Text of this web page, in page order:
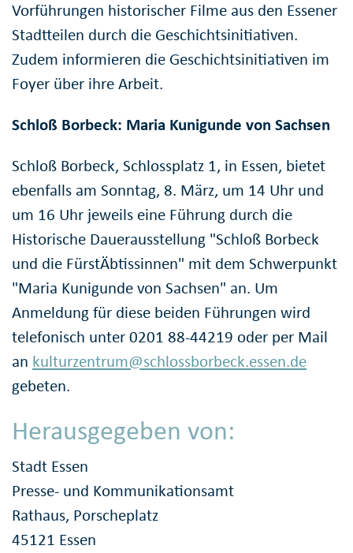
Vorführungen historischer Filme aus den Essener
Stadtteilen durch die Geschichtsinitiativen.
Zudem informieren die Geschichtsinitiativen im
Foyer über ihre Arbeit.
Schloß Borbeck: Maria Kunigunde von Sachsen
Schloß Borbeck, Schlossplatz 1, in Essen, bietet
ebenfalls am Sonntag, 8. März, um 14 Uhr und
um 16 Uhr jeweils eine Führung durch die
Historische Dauerausstellung "Schloß Borbeck
und die FürstÄbtissinnen" mit dem Schwerpunkt
"Maria Kunigunde von Sachsen" an. Um
Anmeldung für diese beiden Führungen wird
telefonisch unter 0201 88-44219 oder per Mail
an kulturzentrum@schlossborbeck.essen.de
gebeten.
Herausgegeben von:
Stadt Essen
Presse- und Kommunikationsamt
Rathaus, Porscheplatz
45121 Essen